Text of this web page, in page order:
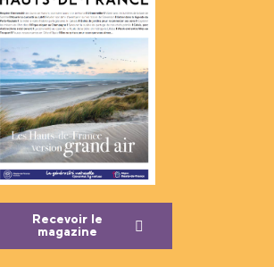
Recevoir le
magazine